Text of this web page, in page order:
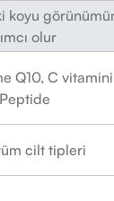
koyu
olur
Q10, C
cilt tipleri